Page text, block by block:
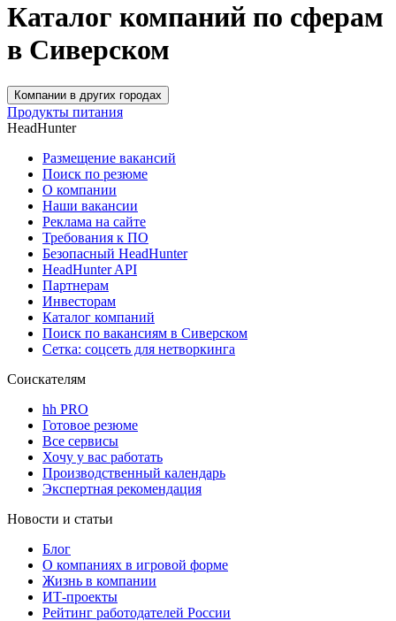
Каталог компаний по сферам
в Сиверском
Компании в других городах
Продукты питания
HeadHunter
Размещение вакансий
Поиск по резюме
О компании
Наши вакансии
Реклама на сайте
Требования к ПО
Безопасный HeadHunter
HeadHunter API
Партнерам
Инвесторам
Каталог компаний
Поиск по вакансиям в Сиверском
Сетка: соцсеть для нетворкинга
Соискателям
hh PRO
Готовое резюме
Все сервисы
Хочу у вас работать
Производственный календарь
Экспертная рекомендация
Новости и статьи
Блог
О компаниях в игровой форме
Жизнь в компании
ИТ-проекты
Рейтинг работодателей России